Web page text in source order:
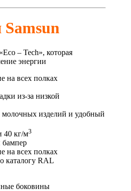
Samsun
– Tech», которая
энергии
на всех полках
из-за низкой
молочных изделий и удобный
40 кг/м3
бампер
на всех полках
каталогу RAL
боковины